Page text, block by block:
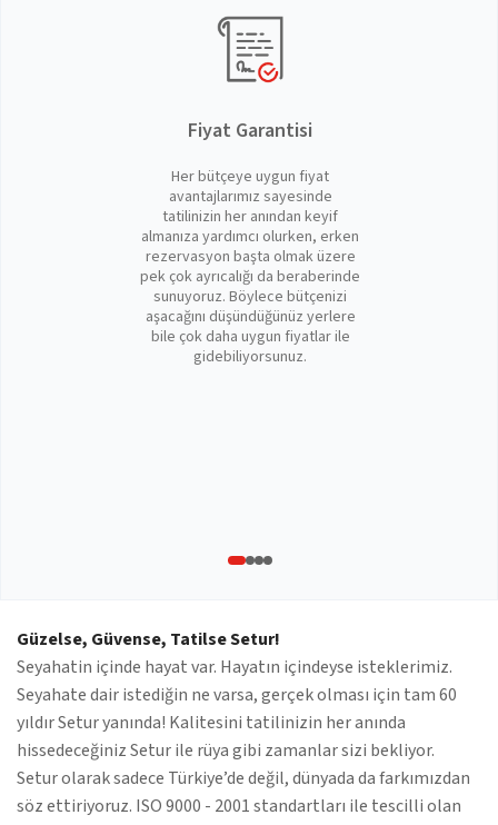
Fiyat Garantisi
Her bütçeye uygun fiyat
avantajlarımız sayesinde
tatilinizin her anından keyif
almanıza yardımcı olurken, erken
rezervasyon başta olmak üzere
pek çok ayrıcalığı da beraberinde
sunuyoruz. Böylece bütçenizi
aşacağını düşündüğünüz yerlere
bile çok daha uygun fiyatlar ile
gidebiliyorsunuz.
Güzelse, Güvense, Tatilse Setur!
Seyahatin içinde hayat var. Hayatın içindeyse isteklerimiz.
Seyahate dair istediğin ne varsa, gerçek olması için tam 60
yıldır Setur yanında! Kalitesini tatilinizin her anında
hissedeceğiniz Setur ile rüya gibi zamanlar sizi bekliyor.
Setur olarak sadece Türkiye’de değil, dünyada da farkımızdan
söz ettiriyoruz. ISO 9000 - 2001 standartları ile tescilli olan